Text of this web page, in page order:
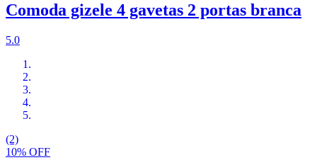
Comoda gizele 4 gavetas 2 portas branca
5.0
(2)
10% OFF